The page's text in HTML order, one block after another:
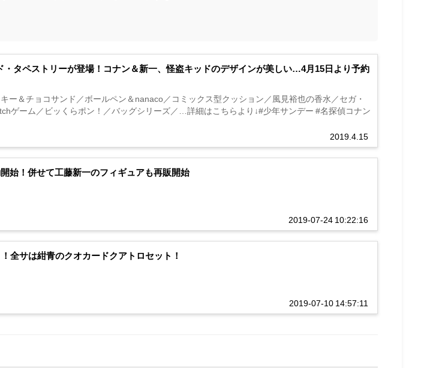
・タペストリーが登場！コナン＆新一、怪盗キッドのデザインが美しい…4月15日より予約
2019.4.15
ー＆チョコサンド／ボールペン＆nanaco／コミックス型クッション／風見裕也の香水／セガ・
ゲーム／ビッくらポン！／バッグシリーズ／…詳細はこちらより↓#少年サンデー #名探偵コナン
始！併せて工藤新一のフィギュアも再販開始
2019-07-24 10:22:16
全サは紺青のクオカードクアトロセット！
2019-07-10 14:57:11